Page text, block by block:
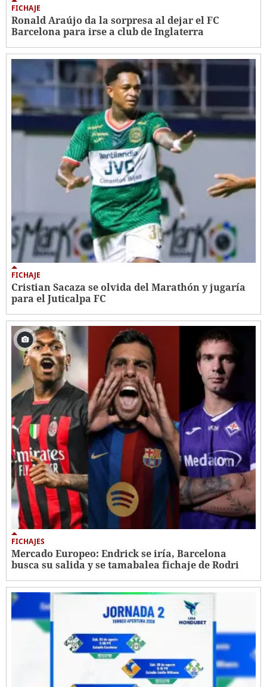
FICHAJE
Ronald Araújo da la sorpresa al dejar el FC
Barcelona para irse a club de Inglaterra
FICHAJE
Cristian Sacaza se olvida del Marathón y jugaría
para el Juticalpa FC
FICHAJES
Mercado Europeo: Endrick se iría, Barcelona
busca su salida y se tamabalea fichaje de Rodri